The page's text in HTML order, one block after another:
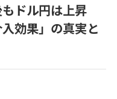
もドル円は上昇
効果」の真実と